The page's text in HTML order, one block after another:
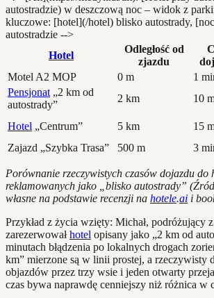
autostradzie) w deszczową noc – widok z
kluczowe: [hotel](/hotel) blisko autostrady,
autostradzie -->
Hotel
Odległość od
zjazdu
Motel A2 MOP
0 m 1
Pensjonat „2 km od
autostrady”
2 km 10
Hotel „Centrum” 5 km 15
Zajazd „Szybka Trasa”
500 m 3
Porównanie rzeczywistych czasów dojazdu do
reklamowanych jako „blisko autostrady”
własne na podstawie recenzji na hotele.ai i
Przykład z życia wzięty: Michał, podróżujący
zarezerwowałhotel opisany jako „2 km od
minutach błądzenia po lokalnych drogach
km” mierzone są w linii prostej, a rzeczywisty
objazdów przez trzy wsie i jeden otwarty
czas bywa naprawdę cenniejszy niż różnica w